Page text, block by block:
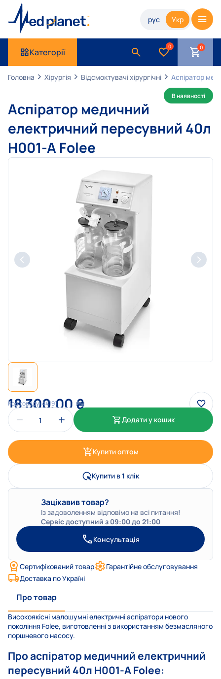
рус Укр
Категорії
0
Головна Хірургія Відсмоктувачі хірургічні Аспіратор
В наявності
Аспіратор медичний
електричний пересувний 40л
H001-A Folee
18 300,00 ₴
Код товару:44191
Додати у кошик
Купити оптом
Купити в 1 клік
Зацікавив товар?
Із задоволенням відповімо на всі питання!
Сервіс доступний з 09:00 до 21:00
Консультація
Сертифікований товар
Гарантійне обслуговування
Доставка по Україні
Про товар
Високоякісні малошумні електричні аспіратори нового
покоління Folee, виготовленні з використанням безмасляного
поршневого насосу.
Про аспіратор медичний електричний
пересувний 40л H001-A Folee: